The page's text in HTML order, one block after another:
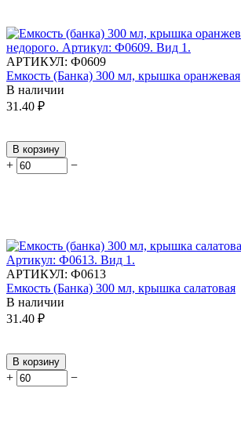
АРТИКУЛ: Ф0609
Емкость (Банка) 300 мл, крышка оранжевая
В наличии
31.40 ₽
В корзину
+ −
АРТИКУЛ: Ф0613
Емкость (Банка) 300 мл, крышка салатовая
В наличии
31.40 ₽
В корзину
+ −